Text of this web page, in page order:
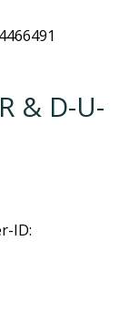
& D-U-
ID: